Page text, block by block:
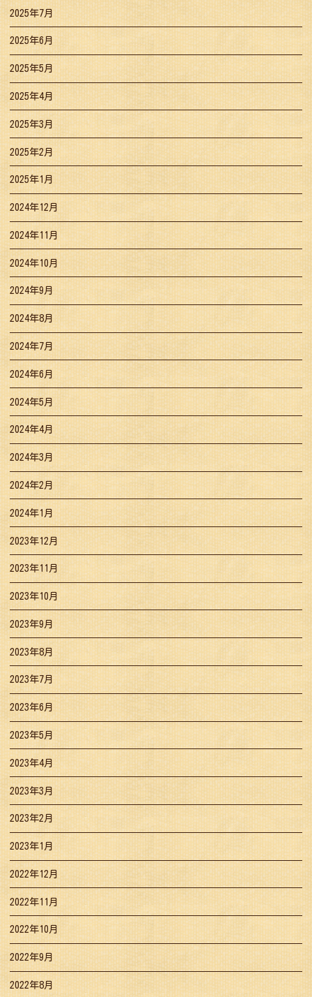
2025年7月
2025年6月
2025年5月
2025年4月
2025年3月
2025年2月
2025年1月
2024年12月
2024年11月
2024年10月
2024年9月
2024年8月
2024年7月
2024年6月
2024年5月
2024年4月
2024年3月
2024年2月
2024年1月
2023年12月
2023年11月
2023年10月
2023年9月
2023年8月
2023年7月
2023年6月
2023年5月
2023年4月
2023年3月
2023年2月
2023年1月
2022年12月
2022年11月
2022年10月
2022年9月
2022年8月